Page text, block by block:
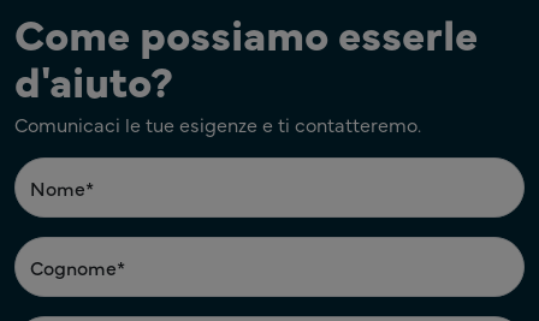
Come possiamo esserle
d'aiuto?
Comunicaci le tue esigenze e ti contatteremo.